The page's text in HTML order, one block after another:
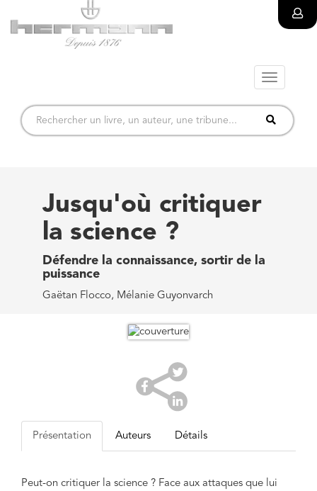
Toggle
Jusqu'où critiquer
la science ?
Défendre la connaissance, sortir de la
puissance
Gaëtan Flocco, Mélanie Guyonvarch
Présentation Auteurs Détails
Peut-on critiquer la science ? Face aux attaques que lui